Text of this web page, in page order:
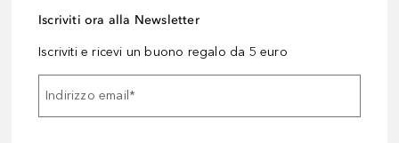
Iscriviti ora alla Newsletter
Iscriviti e ricevi un buono regalo da 5 euro
Indirizzo email*